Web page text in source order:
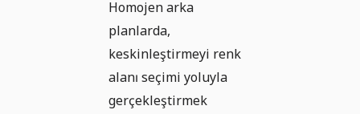
Homojen arka
planlarda,
keskinleştirmeyi renk
alanı seçimi yoluyla
gerçekleştirmek